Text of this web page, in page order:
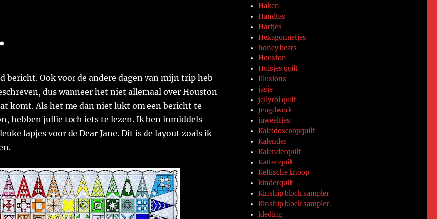
bericht. Ook voor de andere dagen van mijn trip heb
dus wanneer het niet allemaal over Houston
komt. Als het me dan niet lukt om een bericht te
hebben jullie toch iets te lezen. Ik ben inmiddels
lapjes voor de Dear Jane. Dit is de layout zoals ik
Haken
Handtas
Hartjes
Hexagonnetjes
honey bears
Houston
Huisjes quilt
Illusions
jasje
jellyrol quilt
Jeugdwerk
juweeltjes
Kaleidoscoopquilt
Kalender
Kalenderquilt
Kattenquilt
Keltische knoop
kinderquilt
Kinship block sampler
Kinship block sampler.
kleding